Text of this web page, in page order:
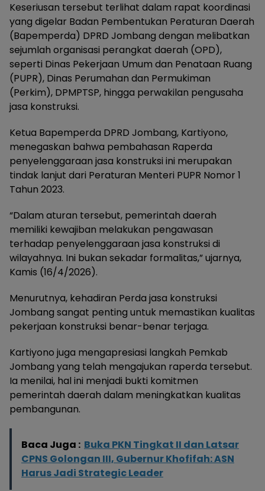
Keseriusan tersebut terlihat dalam rapat koordinasi
yang digelar Badan Pembentukan Peraturan Daerah
(Bapemperda) DPRD Jombang dengan melibatkan
sejumlah organisasi perangkat daerah (OPD),
seperti Dinas Pekerjaan Umum dan Penataan Ruang
(PUPR), Dinas Perumahan dan Permukiman
(Perkim), DPMPTSP, hingga perwakilan pengusaha
jasa konstruksi.
Ketua Bapemperda DPRD Jombang, Kartiyono,
menegaskan bahwa pembahasan Raperda
penyelenggaraan jasa konstruksi ini merupakan
tindak lanjut dari Peraturan Menteri PUPR Nomor 1
Tahun 2023.
“Dalam aturan tersebut, pemerintah daerah
memiliki kewajiban melakukan pengawasan
terhadap penyelenggaraan jasa konstruksi di
wilayahnya. Ini bukan sekadar formalitas,” ujarnya,
Kamis (16/4/2026).
Menurutnya, kehadiran Perda jasa konstruksi
Jombang sangat penting untuk memastikan kualitas
pekerjaan konstruksi benar-benar terjaga.
Kartiyono juga mengapresiasi langkah Pemkab
Jombang yang telah mengajukan raperda tersebut.
Ia menilai, hal ini menjadi bukti komitmen
pemerintah daerah dalam meningkatkan kualitas
pembangunan.
Baca Juga : Buka PKN Tingkat II dan Latsar
CPNS Golongan III, Gubernur Khofifah: ASN
Harus Jadi Strategic Leader